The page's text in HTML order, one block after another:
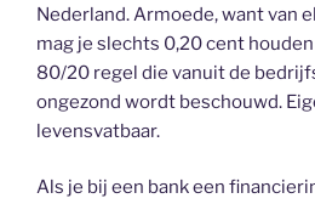
Nederland. Armoede, want van
mag je slechts 0,20 cent
80/20 regel die vanuit de
ongezond wordt beschouwd.
levensvatbaar.
Als je bij een bank een